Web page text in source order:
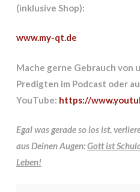
(inklusive Shop):
www.my-qt.de
Mache gerne Gebrauch von
Predigten im Podcast oder
YouTube: https://
Egal was gerade so los ist,
aus Deinen Augen:Gott ist
Leben!